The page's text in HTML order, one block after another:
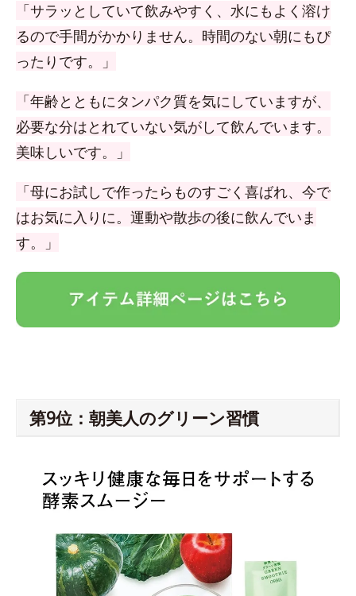
「サラッとしていて飲みやすく、水にもよく溶け
るので手間がかかりません。時間のない朝にもぴ
ったりです。」
「年齢とともにタンパク質を気にしていますが、
必要な分はとれていない気がして飲んでいます。
美味しいです。」
「母にお試しで作ったらものすごく喜ばれ、今で
はお気に入りに。運動や散歩の後に飲んでいま
す。」
第9位：朝美人のグリーン習慣